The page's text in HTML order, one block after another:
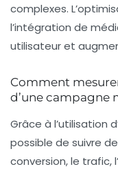
complexes.
l’intégration de
utilisateur et
Comment
d’une campagne
Grâce à l’utilisation
possible de suivre
conversion, le trafic,